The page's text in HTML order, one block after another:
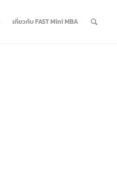
เกี่ยวกับ FAST Mini MBA